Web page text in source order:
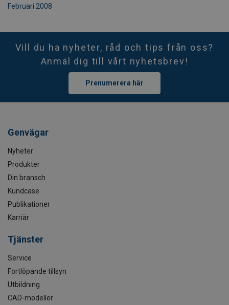
Februari 2008
Vill du ha nyheter, råd och tips från oss?
Anmäl dig till vårt nyhetsbrev!
Prenumerera här
Genvägar
Nyheter
Produkter
Din bransch
Kundcase
Publikationer
Karriär
Tjänster
Service
Fortlöpande tillsyn
Utbildning
CAD-modeller